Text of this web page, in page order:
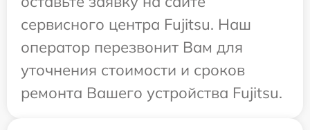
сервисного центра Fujitsu. Наш
оператор перезвонит Вам для
уточнения стоимости и сроков
ремонта Вашего устройства Fujitsu.